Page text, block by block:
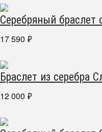
Серебряный браслет
17 590 ₽
Браслет из серебра
12 000 ₽